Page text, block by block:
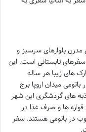
مدرن بلوارهای سرسبز و
تابستانی است. این
های زیبا هر ساله
میدان اروپا برج
های گردشگری این شهر
ها و صرف غذا در
در باتومی هستند. سفر